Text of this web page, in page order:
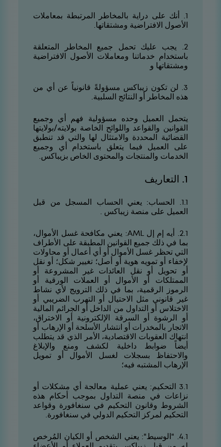
1. أنك على دراية بالمخاطر المرتبطة بمعاملات
الأصول الافتراضية ومشتقاتها.
2. يجب عليك تحمل جميع المخاطر المتعلقة
باستخدام خدماتنا ومعاملات الأصول الافتراضية
ومشتقاتها و
3. لن تكون زيباكس مسؤولةً قانونياً عن أي من
هذه المخاطر أو النتائج السلبية.
يتحمل العميل وحده مسؤولية فهم أي وجميع
القوانين والقواعد واللوائح الخاصة بولايته/بولايتها
القضائية المحددة والامتثال لها والتي قد تنطبق
على العميل فيما يتعلق باستخدام أي وجميع
الخدمات والمنتجات والمحتوى الخاص بزيباكس.
1. التعاريف
1.1. الحساب: يعني الحساب المسجل من قبل
العميل على منصة زيباكس .
1.2. أيه إم إلAML: يعني مكافحة غسل الأموال،
بما في ذلك جميع القوانين المطبقة على الأطراف
التي تحظر غسل الأموال أو أي أعمال أو محاولات
لإخفاء أو تمويه هوية أو أصل؛ تغيير شكل؛ أو نقل
أو تحويل أو نقل العائدات غير المشروعة أو
الممتلكات أو الأموال أو العملات الورقية أو
الرموز الرقمية، بما في ذلك الترويج لأي نشاط
غير قانوني مثل الاحتيال أو التهرب الضريبي أو
الاختلاس أو التداول من الداخل أو الجرائم المالية
أو الرشوة أو السرقة الإلكترونية أو الاختراق،
الاتجار بالمخدرات أو انتشار الأسلحة أو الإرهاب أو
انتهاك العقوبات الاقتصادية، الأمر الذي قد يتطلب
أيضاً ضوابط داخلية لكشف ومنع والإبلاغ
والاحتفاظ بسجلات لغسل الأموال أو تمويل
الإرهاب المشتبه فيه؛
1.3 التحكيم: يعني عملية معالجة أي مشكلات أو
نزاعات في منصة التداول بموجب أحكام هذه
الشروط وقانون التحكيم في سنغافورة وقواعد
التحكيم لمركز التحكيم الدولي في سنغافورة.
1.4. "الوسيط": يعني الشخص أو الكيان المُرخص